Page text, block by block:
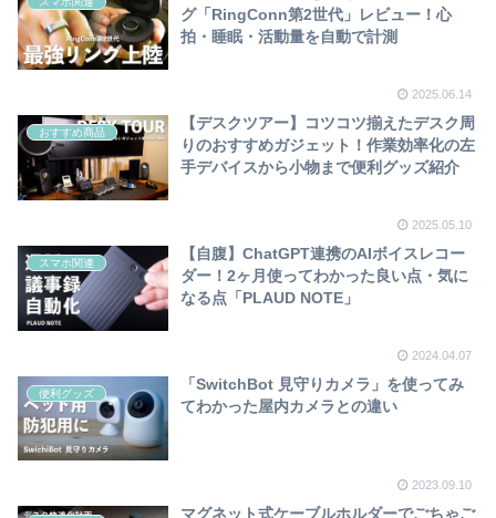
グ「RingConn第2世代」レビュー！心
拍・睡眠・活動量を自動で計測
2025.06.14
おすすめ商品
【デスクツアー】コツコツ揃えたデスク周
りのおすすめガジェット！作業効率化の左
手デバイスから小物まで便利グッズ紹介
2025.05.10
スマホ関連
【自腹】ChatGPT連携のAIボイスレコー
ダー！2ヶ月使ってわかった良い点・気に
なる点「PLAUD NOTE」
2024.04.07
便利グッズ
「SwitchBot 見守りカメラ」を使ってみ
てわかった屋内カメラとの違い
2023.09.10
マグネット式ケーブルホルダーでごちゃご